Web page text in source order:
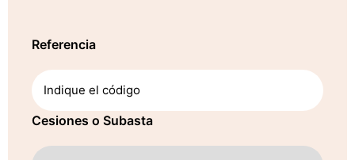
Referencia
Cesiones o Subasta